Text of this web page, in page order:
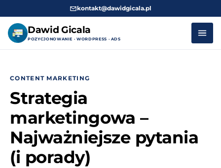
kontakt@dawidgicala.pl
Dawid Gicala
POZYCJONOWANIE · WORDPRESS · ADS
treściCONTENT MARKETING
Strategia
marketingowa –
Najważniejsze pytania
(i porady)